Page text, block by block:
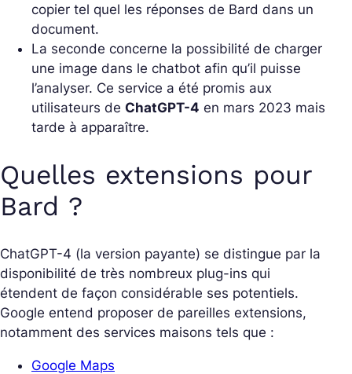
copier tel quel les réponses de Bard dans un
document.
La seconde concerne la possibilité de charger
une image dans le chatbot afin qu’il puisse
l’analyser. Ce service a été promis aux
utilisateurs de ChatGPT-4 en mars 2023 mais
tarde à apparaître.
Quelles extensions pour
Bard ?
ChatGPT-4 (la version payante) se distingue par la
disponibilité de très nombreux plug-ins qui
étendent de façon considérable ses potentiels.
Google entend proposer de pareilles extensions,
notamment des services maisons tels que :
Google Maps